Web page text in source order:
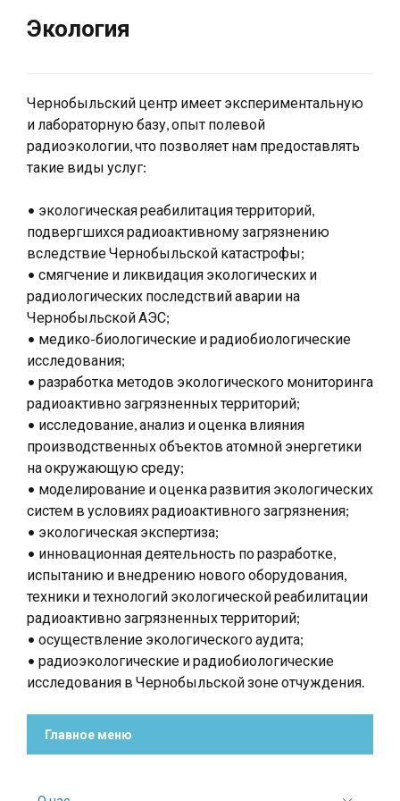
Экология
Чернобыльский центр имеет экспериментальную
и лабораторную базу, опыт полевой
радиоэкологии, что позволяет нам предоставлять
такие виды услуг:
• экологическая реабилитация территорий,
подвергшихся радиоактивному загрязнению
вследствие Чернобыльской катастрофы;
• смягчение и ликвидация экологических и
радиологических последствий аварии на
Чернобыльской АЭС;
• медико-биологические и радиобиологические
исследования;
• разработка методов экологического мониторинга
радиоактивно загрязненных территорий;
• исследование, анализ и оценка влияния
производственных объектов атомной энергетики
на окружающую среду;
• моделирование и оценка развития экологических
систем в условиях радиоактивного загрязнения;
• экологическая экспертиза;
• инновационная деятельность по разработке,
испытанию и внедрению нового оборудования,
техники и технологий экологической реабилитации
радиоактивно загрязненных территорий;
• осуществление экологического аудита;
• радиоэкологические и радиобиологические
исследования в Чернобыльской зоне отчуждения.
Главное меню